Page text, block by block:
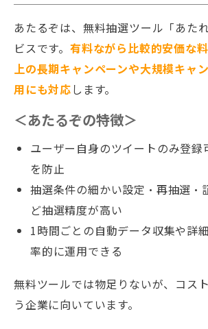
あたるぞは、無料抽選ツール「あた
ビスです。 有料ながら比較的安価な
上の長期キャンペーンや大規模キャ
用にも対応します。
＜あたるぞの特徴＞
ユーザー自身のツイートのみ登録
を防止
抽選条件の細かい設定・再抽選・
ど抽選精度が高い
1時間ごとの自動データ収集や詳
率的に運用できる
無料ツールでは物足りないが、コス
う企業に向いています。